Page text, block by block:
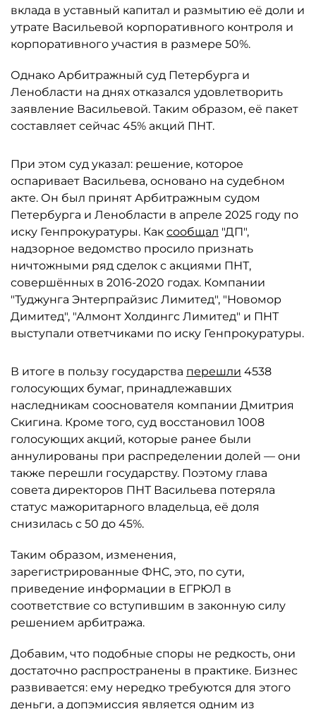
вклада в уставный капитал и размытию её доли и
утрате Васильевой корпоративного контроля и
корпоративного участия в размере 50%.
Однако Арбитражный суд Петербурга и
Ленобласти на днях отказался удовлетворить
заявление Васильевой. Таким образом, её пакет
составляет сейчас 45% акций ПНТ.
При этом суд указал: решение, которое
оспаривает Васильева, основано на судебном
акте. Он был принят Арбитражным судом
Петербурга и Ленобласти в апреле 2025 году по
иску Генпрокуратуры. Как сообщал "ДП",
надзорное ведомство просило признать
ничтожными ряд сделок с акциями ПНТ,
совершённых в 2016-2020 годах. Компании
"Туджунга Энтерпрайзис Лимитед", "Новомор
Димитед", "Алмонт Холдингс Лимитед" и ПНТ
выступали ответчиками по иску Генпрокуратуры.
В итоге в пользу государства перешли 4538
голосующих бумаг, принадлежавших
наследникам сооснователя компании Дмитрия
Скигина. Кроме того, суд восстановил 1008
голосующих акций, которые ранее были
аннулированы при распределении долей — они
также перешли государству. Поэтому глава
совета директоров ПНТ Васильева потеряла
статус мажоритарного владельца, её доля
снизилась с 50 до 45%.
Таким образом, изменения,
зарегистрированные ФНС, это, по сути,
приведение информации в ЕГРЮЛ в
соответствие со вступившим в законную силу
решением арбитража.
Добавим, что подобные споры не редкость, они
достаточно распространены в практике. Бизнес
развивается: ему нередко требуются для этого
деньги, а допэмиссия является одним из